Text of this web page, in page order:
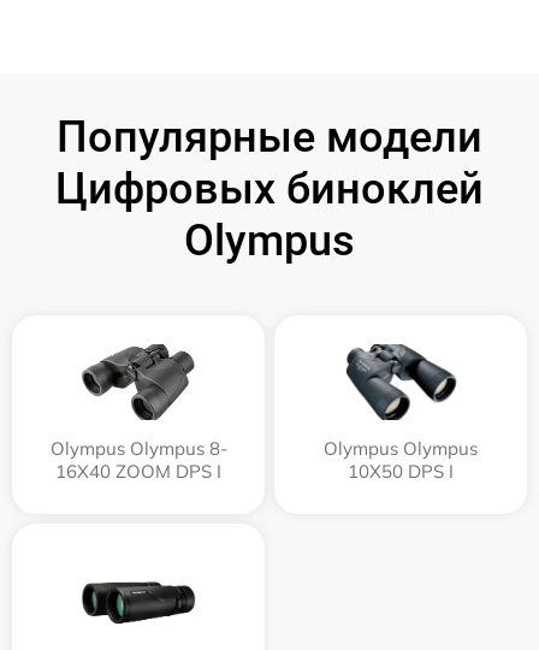
Популярные модели
Цифровых биноклей
Olympus
Olympus Olympus 8-
16X40 ZOOM DPS I
Olympus Olympus
10X50 DPS I